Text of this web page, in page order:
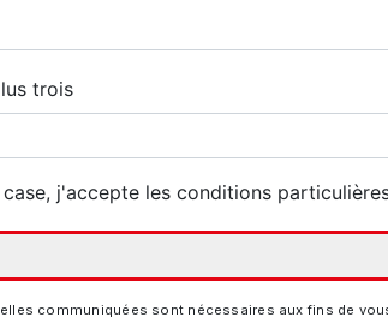
trois
j'accepte les conditions
communiquées sont nécessaires aux fins de